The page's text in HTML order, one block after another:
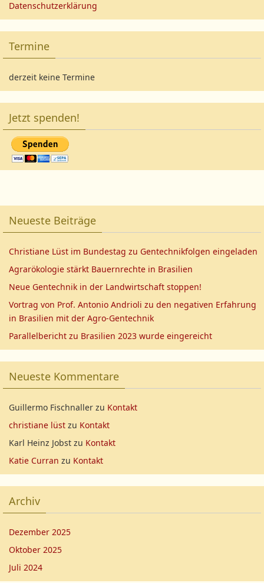
Datenschutzerklärung
Termine
derzeit keine Termine
Jetzt spenden!
Neueste Beiträge
Christiane Lüst im Bundestag zu Gentechnikfolgen eingeladen
Agrarökologie stärkt Bauernrechte in Brasilien
Neue Gentechnik in der Landwirtschaft stoppen!
Vortrag von Prof. Antonio Andrioli zu den negativen Erfahrung
in Brasilien mit der Agro-Gentechnik
Parallelbericht zu Brasilien 2023 wurde eingereicht
Neueste Kommentare
Guillermo Fischnaller zu Kontakt
christiane lüst zu Kontakt
Karl Heinz Jobst zu Kontakt
Katie Curran zu Kontakt
Archiv
Dezember 2025
Oktober 2025
Juli 2024